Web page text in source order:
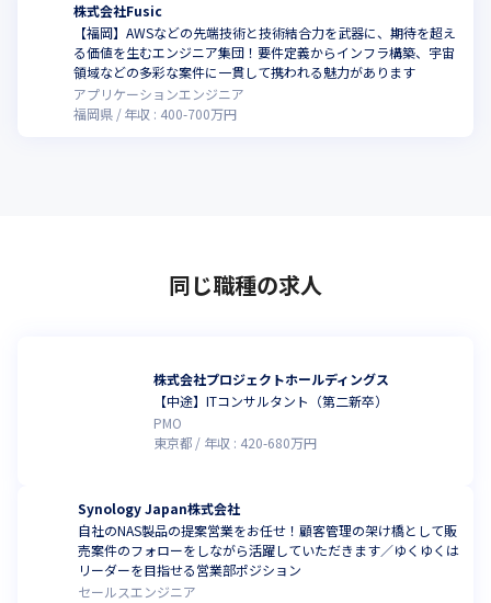
株式会社Fusic
【福岡】AWSなどの先端技術と技術結合力を武器に、期待を超え
る価値を生むエンジニア集団！要件定義からインフラ構築、宇宙
領域などの多彩な案件に一貫して携われる魅力があります
アプリケーションエンジニア
福岡県
年収 : 400-700万円
同じ職種の求人
株式会社プロジェクトホールディングス
【中途】ITコンサルタント（第二新卒）
PMO
東京都
年収 : 420-680万円
Synology Japan株式会社
自社のNAS製品の提案営業をお任せ！顧客管理の架け橋として販
売案件のフォローをしながら活躍していただきます／ゆくゆくは
リーダーを目指せる営業部ポジション
セールスエンジニア